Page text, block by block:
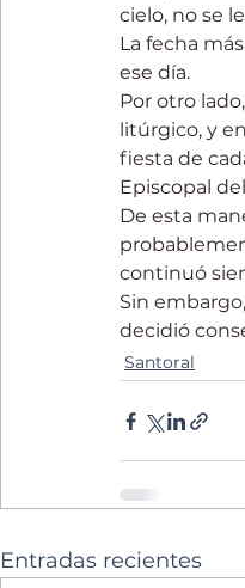
cielo, no se
La fecha
ese día.
Por otro
litúrgico, y
fiesta de
Episcopal
De esta
continuó
Sin
decidió
Santoral
Entradas recientes